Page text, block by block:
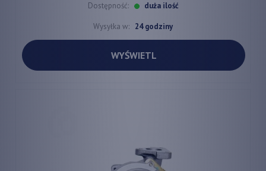
Dostępność: duża ilość
Wysyłka w: 24 godziny
WYŚWIETL